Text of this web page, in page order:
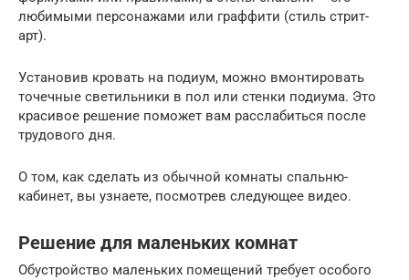
любимыми персонажами или граффити (стиль стрит-
арт).
Установив кровать на подиум, можно вмонтировать
точечные светильники в пол или стенки подиума. Это
красивое решение поможет вам расслабиться после
трудового дня.
О том, как сделать из обычной комнаты спальню-
кабинет, вы узнаете, посмотрев следующее видео.
Решение для маленьких комнат
Обустройство маленьких помещений требует особого